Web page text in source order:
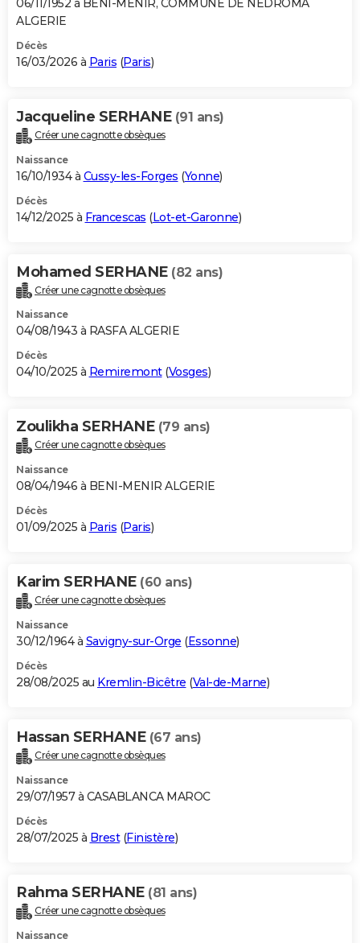
06/11/1952 à BENI-MENIR, COMMUNE DE NEDROMA
ALGERIE
Décès
16/03/2026 à Paris (Paris)
Jacqueline SERHANE (91 ans)
Créer une cagnotte obsèques
Naissance
16/10/1934 à Cussy-les-Forges (Yonne)
Décès
14/12/2025 à Francescas (Lot-et-Garonne)
Mohamed SERHANE (82 ans)
Créer une cagnotte obsèques
Naissance
04/08/1943 à RASFA ALGERIE
Décès
04/10/2025 à Remiremont(Vosges)
Zoulikha SERHANE (79 ans)
Créer une cagnotte obsèques
Naissance
08/04/1946 à BENI-MENIR ALGERIE
Décès
01/09/2025 à Paris (Paris)
Karim SERHANE (60 ans)
Créer une cagnotte obsèques
Naissance
30/12/1964 à Savigny-sur-Orge (Essonne)
Décès
28/08/2025 au Kremlin-Bicêtre (Val-de-Marne)
Hassan SERHANE (67 ans)
Créer une cagnotte obsèques
Naissance
29/07/1957 à CASABLANCA MAROC
Décès
28/07/2025 à Brest(Finistère)
Rahma SERHANE (81 ans)
Créer une cagnotte obsèques
Naissance